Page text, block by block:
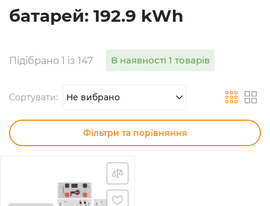
батарей: 192.9 kWh
Підібрано 1 із 147 В наявності 1 товарів
Сортувати: Не вибрано
Фільтри та порівняння